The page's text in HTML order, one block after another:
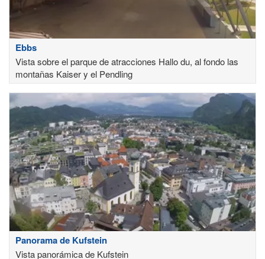
Ebbs
Vista sobre el parque de atracciones Hallo du, al fondo las
montañas Kaiser y el Pendling
Panorama de Kufstein
Vista panorámica de Kufstein